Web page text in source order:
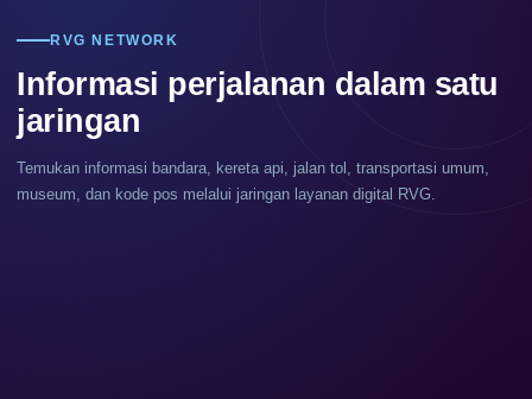
RVG NETWORK
Informasi perjalanan dalam satu
jaringan
Temukan informasi bandara, kereta api, jalan tol, transportasi umum,
museum, dan kode pos melalui jaringan layanan digital RVG.